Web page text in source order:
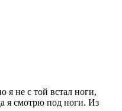
я не с той встал ноги,
я смотрю под ноги. Из